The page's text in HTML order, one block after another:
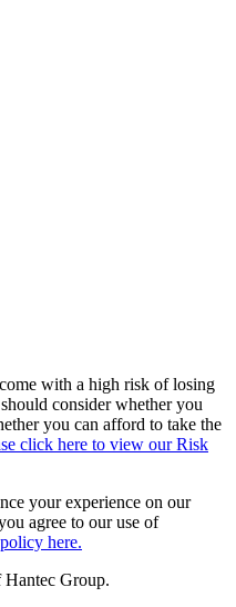
with a high risk of losing
consider whether you
you can afford to take the
click here to view our Risk
your experience on our
agree to our use of
here.
Hantec Group.